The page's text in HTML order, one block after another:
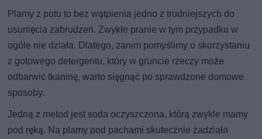
Plamy z potu to bez wątpienia jedno z trudniejszych do
usunięcia zabrudzeń. Zwykłe pranie w tym przypadku w
ogóle nie działa. Dlatego, zanim pomyślimy o skorzystaniu
z gotowego detergentu, który w gruncie rzeczy może
odbarwić tkaninę, warto sięgnąć po sprawdzone domowe
sposoby.
Jedną z metod jest soda oczyszczona, którą zwykle mamy
pod ręką. Na plamy pod pachami skutecznie zadziała